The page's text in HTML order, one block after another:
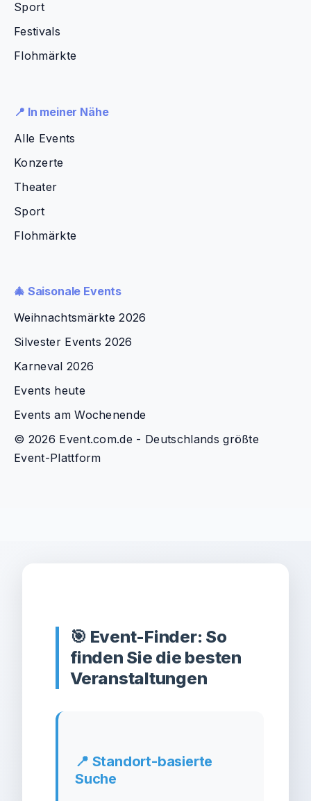
Sport
Festivals
Flohmärkte
📍 In meiner Nähe
Alle Events
Konzerte
Theater
Sport
Flohmärkte
🎄 Saisonale Events
Weihnachtsmärkte 2026
Silvester Events 2026
Karneval 2026
Events heute
Events am Wochenende
© 2026 Event.com.de - Deutschlands größte
Event-Plattform
🎯 Event-Finder: So
finden Sie die besten
Veranstaltungen
📍 Standort-basierte
Suche